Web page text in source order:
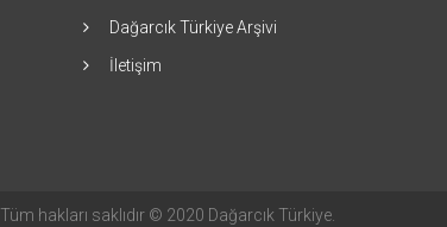
Dağarcık Türkiye Arşivi
İletişim
Tüm hakları saklıdır © 2020 Dağarcık Türkiye.